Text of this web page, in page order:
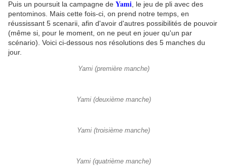
Puis un poursuit la campagne de Yami , le jeu de pli avec des
pentominos. Mais cette fois-ci, on prend notre temps, en
réussissant 5 scenarii, afin d'avoir d'autres possibilités de pouvoir
(même si, pour le moment, on ne peut en jouer qu'un par
scénario). Voici ci-dessous nos résolutions des 5 manches du
jour.
Yami (première manche)
Yami (deuxième manche)
Yami (troisième manche)
Yami (quatrième manche)